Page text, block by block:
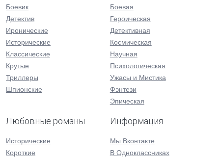
Боевик
Детектив
Иронические
Исторические
Классические
Крутые
Триллеры
Шпионские
Боевая
Героическая
Детективная
Космическая
Научная
Психологическая
Ужасы и Мистика
Фэнтези
Эпическая
Любовные романы
Исторические
Короткие
Информация
Мы Вконтакте
В Одноклассниках